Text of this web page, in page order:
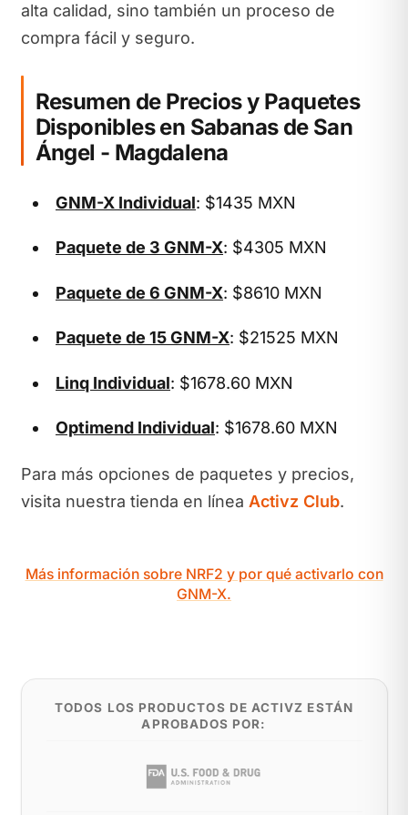
alta calidad, sino también un proceso de
compra fácil y seguro.
Resumen de Precios y Paquetes
Disponibles en Sabanas de San
Ángel - Magdalena
GNM-X Individual: $1435 MXN
Paquete de 3 GNM-X: $4305 MXN
Paquete de 6 GNM-X: $8610 MXN
Paquete de 15 GNM-X: $21525 MXN
Linq Individual: $1678.60 MXN
Optimend Individual: $1678.60 MXN
Para más opciones de paquetes y precios,
visita nuestra tienda en línea Activz Club.
Más información sobre NRF2 y por qué activarlo con
GNM-X.
TODOS LOS PRODUCTOS DE ACTIVZ ESTÁN
APROBADOS POR: